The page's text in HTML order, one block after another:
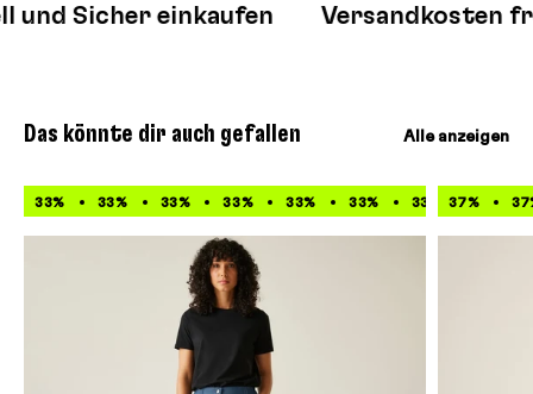
Sicher einkaufen Versandkosten frei
Das könnte dir auch gefallen Alle anzeigen
33% 33% 33% 33% 33% 33% 33% 33%
37%